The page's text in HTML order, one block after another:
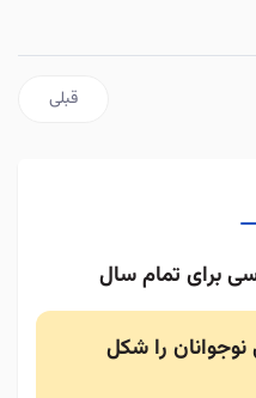
مطلب قبلی:
قبلی بیست خرداد- 1404
برای تمام سال
نوجوانان را شکل